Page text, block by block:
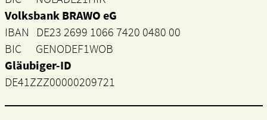
Volksbank BRAWO eG
IBAN DE23 2699 1066 7420 0480 00
BIC GENODEF1WOB
Gläubiger-ID
DE41ZZZ00000209721